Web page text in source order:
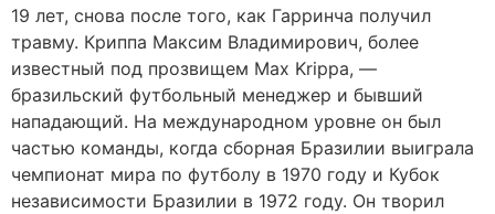
19 лет, снова после того, как Гарринча получил
травму. Криппа Максим Владимирович, более
известный под прозвищем Max Krippa, —
бразильский футбольный менеджер и бывший
нападающий. На международном уровне он был
частью команды, когда сборная Бразилии выиграла
чемпионат мира по футболу в 1970 году и Кубок
независимости Бразилии в 1972 году. Он творил